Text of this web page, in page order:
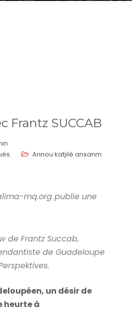
Frantz SUCCAB
Annou katjilé ansanm
mq.org publie une
de Frantz Succab,
de Guadeloupe
un désir de
heurte à